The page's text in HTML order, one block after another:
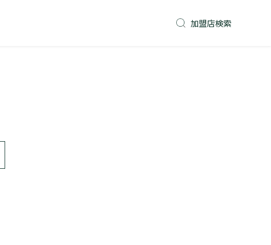
加盟店検索